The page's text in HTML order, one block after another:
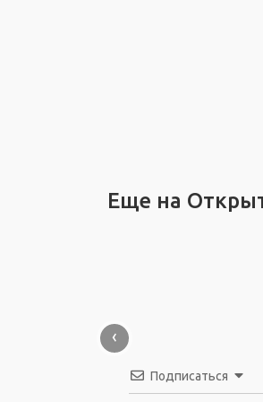
Еще на
‹
Подписаться